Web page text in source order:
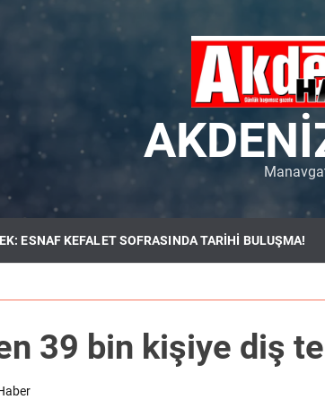
ESNAF KEFALET SOFRASINDA TARİHİ BULUŞMA!
39 bin kişiye diş